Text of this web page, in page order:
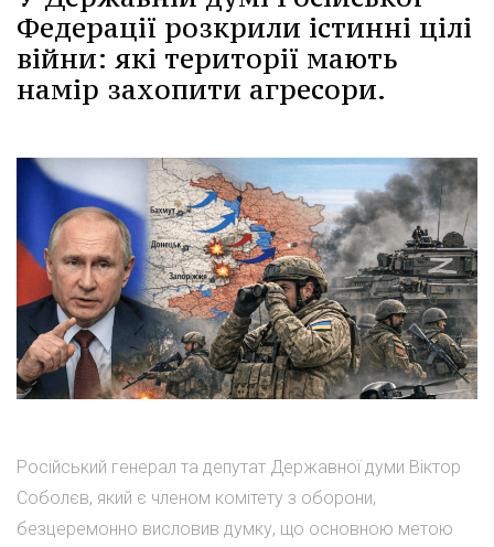
Федерації розкрили істинні цілі
війни: які території мають
намір захопити агресори.
Російський генерал та депутат Державної думи Віктор
Соболєв, який є членом комітету з оборони,
безцеремонно висловив думку, що основною метою